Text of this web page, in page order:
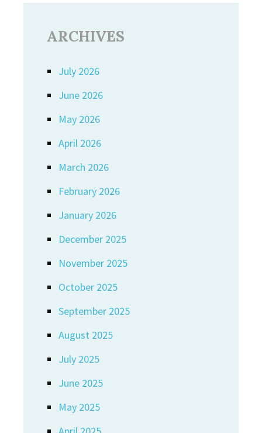
ARCHIVES
July 2026
June 2026
May 2026
April 2026
March 2026
February 2026
January 2026
December 2025
November 2025
October 2025
September 2025
August 2025
July 2025
June 2025
May 2025